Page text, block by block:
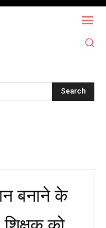
Search
बनाने के